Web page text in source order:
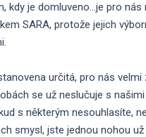
kdy je domluveno…je pro
SARA, protože jejich
určitá, pro nás velmi
se už neslučuje s
s některým nesouhlasíte,
smysl, jste jednou nohou